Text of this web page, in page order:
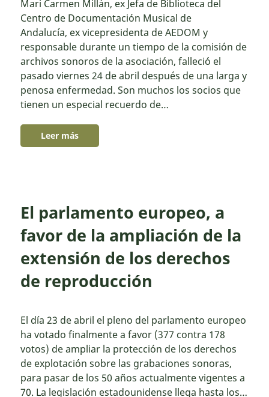
Mari Carmen Millán, ex Jefa de Biblioteca del
Centro de Documentación Musical de
Andalucía, ex vicepresidenta de AEDOM y
responsable durante un tiempo de la comisión de
archivos sonoros de la asociación, falleció el
pasado viernes 24 de abril después de una larga y
penosa enfermedad. Son muchos los socios que
tienen un especial recuerdo de…
Leer más
El parlamento europeo, a
favor de la ampliación de la
extensión de los derechos
de reproducción
El día 23 de abril el pleno del parlamento europeo
ha votado finalmente a favor (377 contra 178
votos) de ampliar la protección de los derechos
de explotación sobre las grabaciones sonoras,
para pasar de los 50 años actualmente vigentes a
70. La legislación estadounidense llega hasta los…